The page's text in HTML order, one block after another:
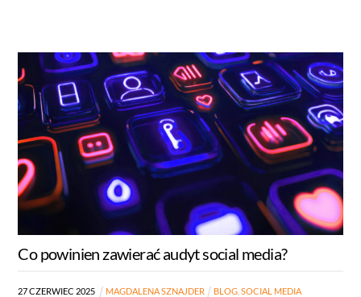
Co powinien zawierać audyt social media?
27CZERWIEC 2025 MAGDALENA SZNAJDER BLOG, SOCIAL MEDIA